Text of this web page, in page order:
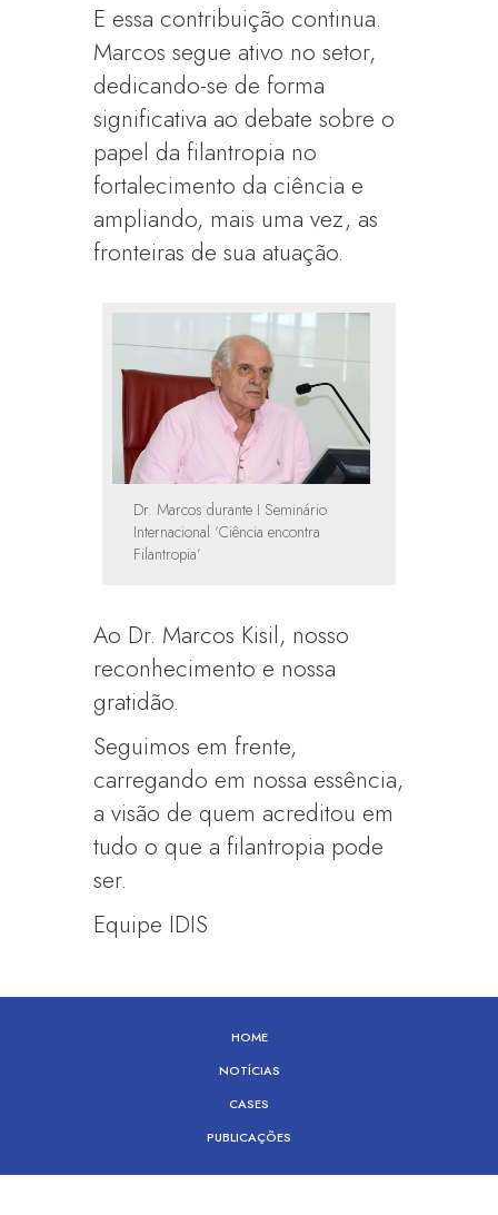
E essa contribuição continua.
Marcos segue ativo no setor,
dedicando-se de forma
significativa ao debate sobre o
papel da filantropia no
fortalecimento da ciência e
ampliando, mais uma vez, as
fronteiras de sua atuação.
Dr. Marcos durante I Seminário
Internacional ‘Ciência encontra
Filantropia’
Ao Dr. Marcos Kisil, nosso
reconhecimento e nossa
gratidão.
Seguimos em frente,
carregando em nossa essência,
a visão de quem acreditou em
tudo o que a filantropia pode
ser.
Equipe IDIS
HOME
NOTÍCIAS
CASES
PUBLICAÇÕES